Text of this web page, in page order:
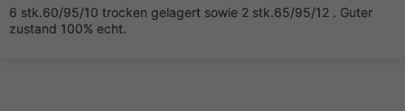
6 stk.60/95/10 trocken gelagert sowie 2 stk.65/95/12 . Guter
zustand 100% echt.